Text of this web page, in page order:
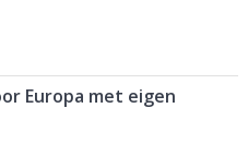
Europa met eigen